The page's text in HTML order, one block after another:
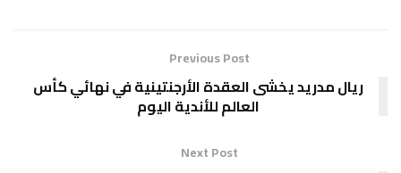
العقدة الأرجنتينية في نهائي كأس
العالم للأندية اليوم